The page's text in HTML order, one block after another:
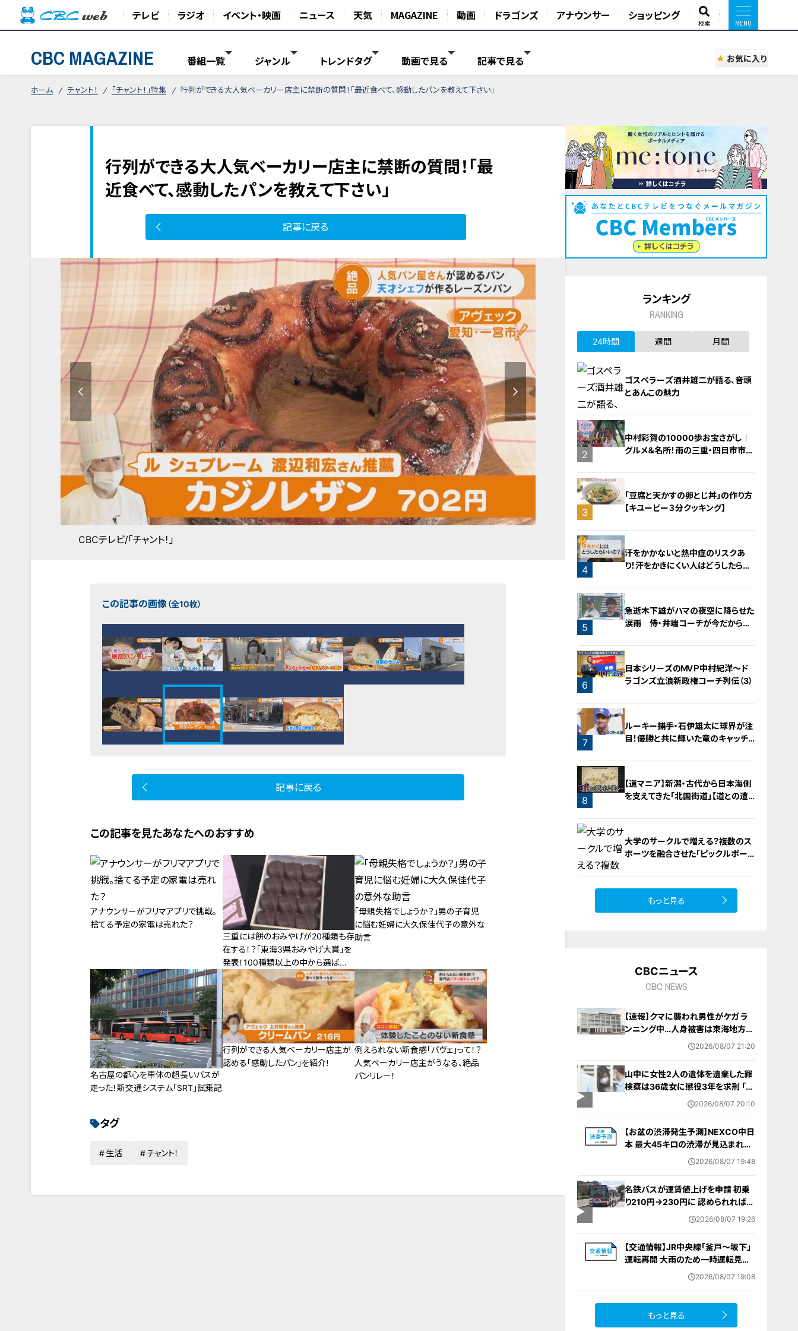
テレビ ラジオ イベント・映画 ニュース 天気 MAGAZINE 動画 ドラゴンズ アナウンサー ショッピング
検索
CBC MAGAZINE 番組一覧 ジャンル トレンドタグ 動画で見る 記事で見る お気に入り
ホーム チャント！ 「チャント！」特集 行列ができる大人気ベーカリー店主に禁断の質問！「最近食べて、感動したパンを教えて下さい」
行列ができる大人気ベーカリー店主に禁断の質問！「最
近食べて、感動したパンを教えて下さい」
記事に戻る
CBCテレビ/「チャント！」
この記事の画像（全10枚）
記事に戻る
この記事を見たあなたへのおすすめ
アナウンサーがフリマアプリで挑戦。
捨てる予定の家電は売れた？
三重には餅のおみやげが20種類も存
在する！？「東海3県おみやげ大賞」を
発表！100種類以上の中から選ばれ
たベスト10は必見
「母親失格でしょうか？」男の子育児
に悩む妊婦に大久保佳代子の意外な
助言
名古屋の都心を車体の超長いバスが
走った！新交通システム「SRT」試乗記
行列ができる人気ベーカリー店主が
認める「感動したパン」を紹介！
例えられない新食感「パヴェ」って！？
人気ベーカリー店主がうなる、絶品
パンリレー！
タグ
生活 チャント！
ランキング
RANKING
24時間 週間 月間
1
ゴスペラーズ酒井雄二が語る、音頭
とあんこの魅力
2
中村彩賀の10000歩お宝さがし｜
グルメ＆名所！雨の三重・四日市市で
3
「豆腐と天かすの卵とじ丼」の作り方
【キユーピー３分クッキング】
4
汗をかかないと熱中症のリスクあ
り！汗をかきにくい人はどうしたらい
5
急逝木下雄がハマの夜空に降らせた
涙雨 侍・井端コーチが今だから明
6
日本シリーズのＭＶＰ中村紀洋～ド
ラゴンズ立浪新政権コーチ列伝（3）
7
ルーキー捕手・石伊雄太に球界が注
目！優勝と共に輝いた竜のキャッチャ
8
【道マニア】新潟・古代から日本海側
を支えてきた「北国街道」【道との遭
大学のサークルで増える？複数のス
ポーツを融合させた「ピックルボー
もっと見る
CBCニュース
CBC NEWS
【速報】クマに襲われ男性がケガ ラ
ンニング中…人身被害は東海地方で
今シーズン初めて 岐阜県高山市
2026/08/07 21:20
山中に女性2人の遺体を遺棄した罪
検察は36歳女に懲役3年を求刑 ｢遺
棄時に近くに居続けたこと自体が重
2026/08/07 20:10
【お盆の渋滞発生予測】NEXCO中日
本 最大45キロの渋滞が見込まれる
区間も… 中央道・東名・新東名・東名
2026/08/07 19:48
名鉄バスが運賃値上げを申請 初乗
り210円→230円に 認められれば
12月から全路線で平均1割程度の値
2026/08/07 19:26
【交通情報】JR中央線「釜戸～坂下」
運転再開 大雨のため一時運転見合
2026/08/07 19:08
もっと見る